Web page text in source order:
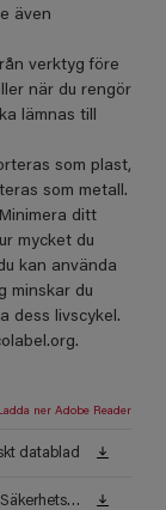
även
verktyg före
när du rengör
lämnas till
som plast,
som metall.
ditt
mycket du
kan använda
minskar du
dess livscykel.
Ladda ner Adobe Reader
datablad
Sadolin Interior Wood Semi Gloss Black -- Säkerhetsdatablad